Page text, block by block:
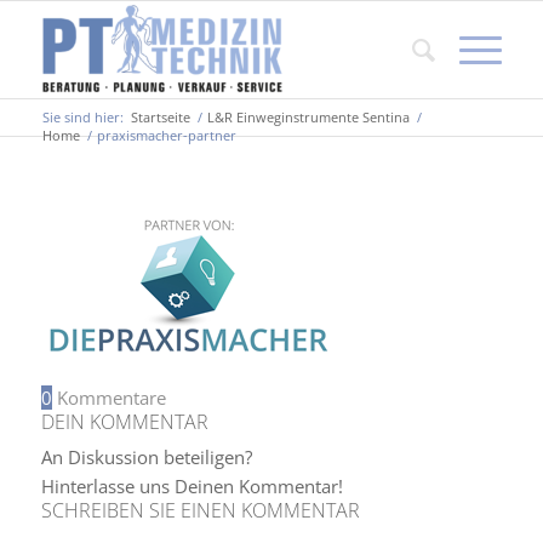
Sie sind hier: Startseite / L&R Einweginstrumente Sentina /
Home / praxismacher-partner
0 Kommentare
DEIN KOMMENTAR
An Diskussion beteiligen?
Hinterlasse uns Deinen Kommentar!
SCHREIBEN SIE EINEN KOMMENTAR